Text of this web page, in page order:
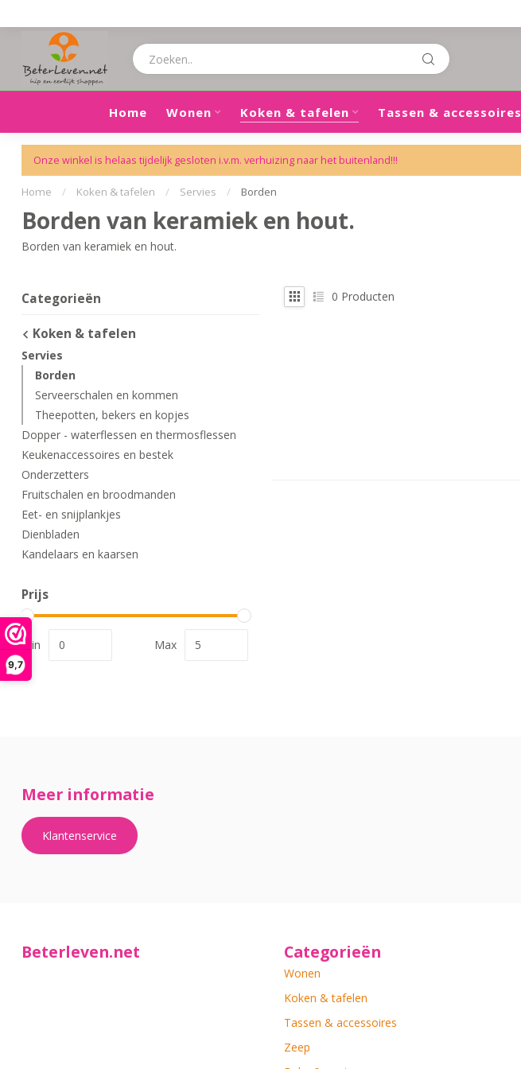
9,7
Home Wonen Koken & tafelen Tassen & accessoires
Onze winkel is helaas tijdelijk gesloten i.v.m. verhuizing naar het buitenland!!!
Home / Koken & tafelen / Servies / Borden
Borden van keramiek en hout.
Borden van keramiek en hout.
Categorieën
Koken & tafelen
Servies
Borden
Serveerschalen en kommen
Theepotten, bekers en kopjes
Dopper - waterflessen en thermosflessen
Keukenaccessoires en bestek
Onderzetters
Fruitschalen en broodmanden
Eet- en snijplankjes
Dienbladen
Kandelaars en kaarsen
Prijs
Min Max
0 Producten
Meer informatie
Klantenservice
Beterleven.net Categorieën
Wonen
Koken & tafelen
Tassen & accessoires
Zeep